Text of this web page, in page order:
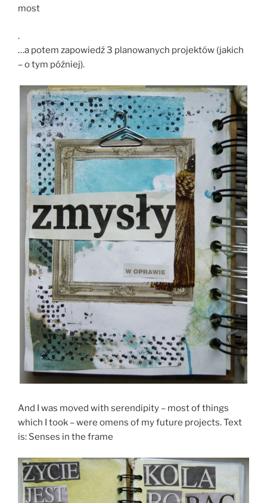
most
.
…a potem zapowiedź 3 planowanych projektów (jakich
– o tym później).
And I was moved with serendipity – most of things
which I took – were omens of my future projects. Text
is: Senses in the frame